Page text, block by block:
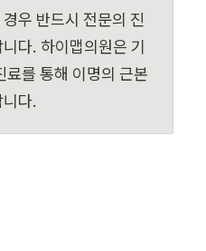
우 반드시 전문의 진
다. 하이맵의원은 기
료를 통해 이명의 근본
다.